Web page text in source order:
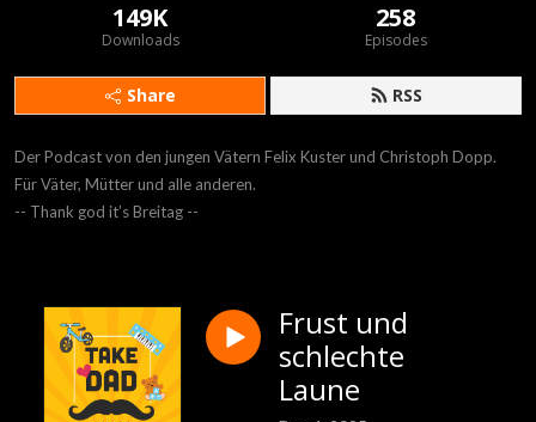
149K
Downloads
258
Episodes
Share RSS
Der Podcast von den jungen Vätern Felix Kuster und Christoph Dopp.
Für Väter, Mütter und alle anderen.
-- Thank god it’s Breitag --
Frust und
schlechte
Laune